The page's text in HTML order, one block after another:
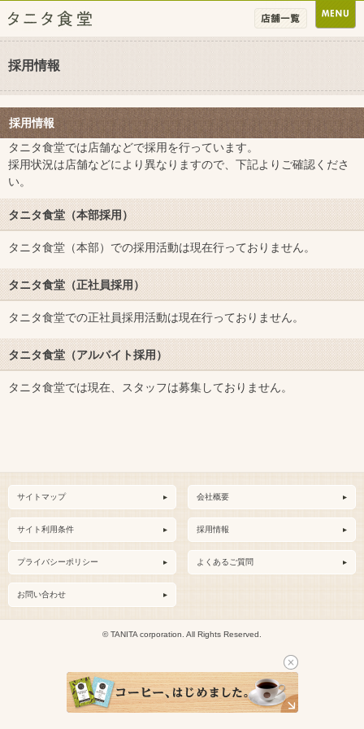
採用情報
採用情報
タニタ食堂では店舗などで採用を行っています。
採用状況は店舗などにより異なりますので、下記よりご確認くださ
い。
タニタ食堂（本部採用）
タニタ食堂（本部）での採用活動は現在行っておりません。
タニタ食堂（正社員採用）
タニタ食堂での正社員採用活動は現在行っておりません。
タニタ食堂（アルバイト採用）
タニタ食堂では現在、スタッフは募集しておりません。
サイトマップ 会社概要
サイト利用条件 採用情報
プライバシーポリシー よくあるご質問
お問い合わせ
© TANITA corporation. All Rights Reserved.